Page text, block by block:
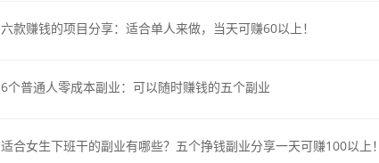
六款赚钱的项目分享：适合单人来做，当天可赚60以上！
6个普通人零成本副业：可以随时赚钱的五个副业
适合女生下班干的副业有哪些？五个挣钱副业分享一天可赚100以上！